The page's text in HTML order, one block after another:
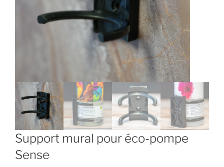
Support mural pour éco-pompe
Sense